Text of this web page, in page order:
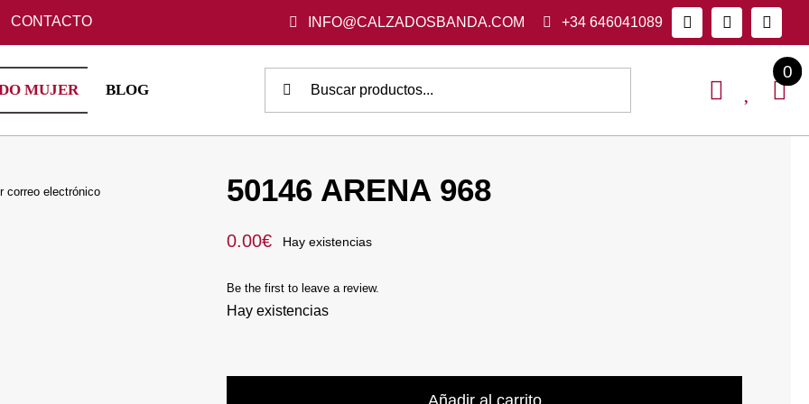
CONTACTO INFO@CALZADOSBANDA.COM +34 646041089
MUJER BLOG
0
correo electrónico 50146 ARENA 968
0.00€ Hay existencias
Be the first to leave a review.
Hay existencias